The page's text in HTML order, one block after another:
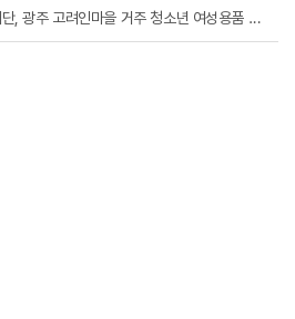
한국암웨이미래재단, 광주 고려인마을 거주 청소년 여성용품 후원